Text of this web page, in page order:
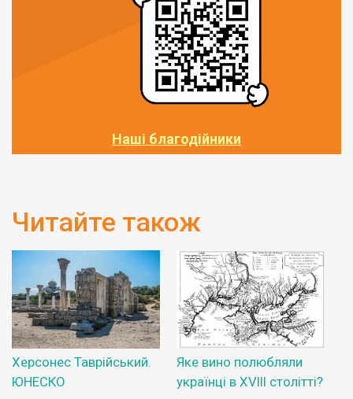
Наші благодійники
Читайте також
Херсонес Таврійський.
ЮНЕСКО
Яке вино полюбляли
українці в XVIII столітті?